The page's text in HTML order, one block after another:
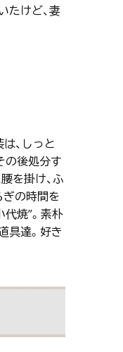
たけど、妻
、しっと
の後処分す
を掛け、ふ
の時間を
焼”。素朴
具達。好き